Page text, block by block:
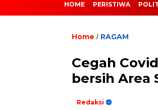
HOME PERISTIWA
Home / RAGAM
Cegah
bersih Area
Redaksi